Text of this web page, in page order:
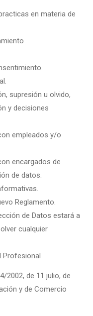
en materia de
supresión u olvido,
y decisiones
empleados y/o
encargados de
de datos.
Reglamento.
de Datos estará a
cualquier
Profesional
2002, de 11 julio, de
y de Comercio